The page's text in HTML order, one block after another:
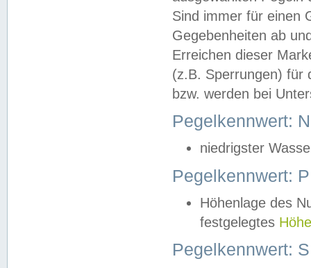
Sind immer für einen
Gegebenheiten ab
Erreichen dieser
(z.B. Sperrungen) für
bzw. werden bei
Pegelkennwert:
niedrigster
Pegelkennwert:
Höhenlage des
festgelegtes
Pegelkennwert: